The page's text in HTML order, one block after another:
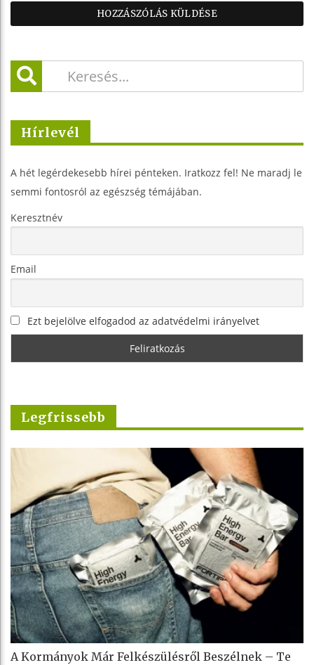
Hírlevél
A hét legérdekesebb hírei pénteken. Iratkozz fel! Ne maradj le
semmi fontosról az egészség témájában.
Keresztnév
Email
Ezt bejelölve elfogadod az adatvédelmi irányelvet
Legfrissebb
A Kormányok Már Felkészülésről Beszélnek – Te